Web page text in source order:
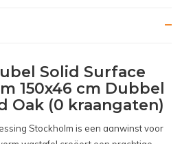
Solid Surface
150x46 cm Dubbel
Oak (0 kraangaten)
Stockholm is een aanwinst voor